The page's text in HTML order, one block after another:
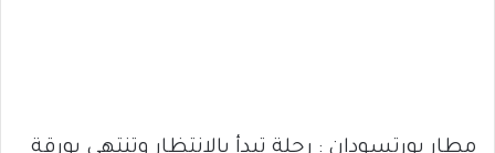
مطار بورتسودان : رحلة تبدأ بالانتظار وتنتهي بورقة